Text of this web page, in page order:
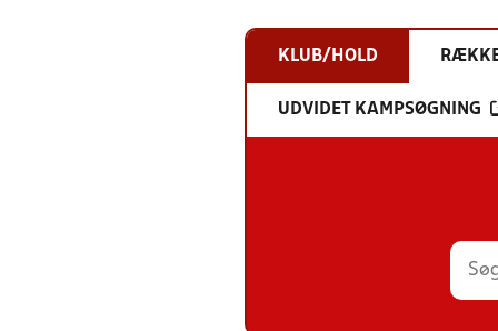
KLUB/HOLD
UDVIDET KAMPSØGNING